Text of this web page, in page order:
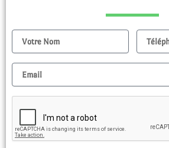
Nom Tel
Email